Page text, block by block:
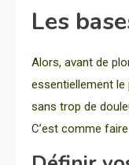
Les
Alors, avant de
essentiellement
sans trop de
C’est comme